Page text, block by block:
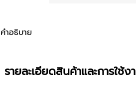
คำอธิบาย
รายละเอียดสินค้าและการใ